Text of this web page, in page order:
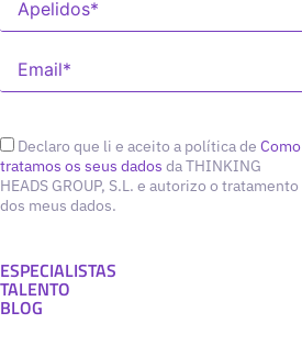
Declaro que li e aceito a política de Como
tratamos os seus dados da THINKING
HEADS GROUP, S.L. e autorizo o tratamento
dos meus dados.
ESPECIALISTAS
TALENTO
BLOG